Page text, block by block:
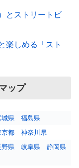
とストリートビ
楽しめる「スト
ップ
城県
福島県
京都
神奈川県
野県 岐阜県
静岡県